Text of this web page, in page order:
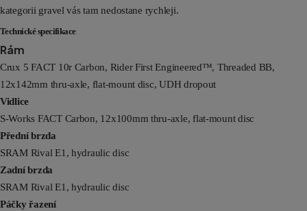
kategorii gravel vás tam nedostane rychleji.
Technické specifikace
Rám
Crux 5 FACT 10r Carbon, Rider First Engineered™, Threaded BB,
12x142mm thru-axle, flat-mount disc, UDH dropout
Vidlice
S-Works FACT Carbon, 12x100mm thru-axle, flat-mount disc
Přední brzda
SRAM Rival E1, hydraulic disc
Zadní brzda
SRAM Rival E1, hydraulic disc
Páčky řazení